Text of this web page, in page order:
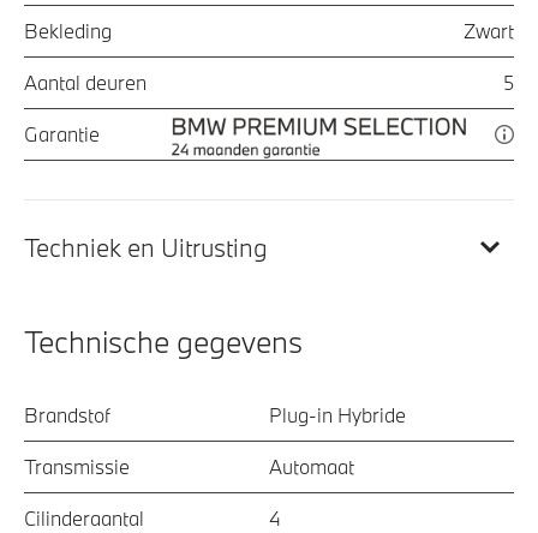
Bekleding Zwart
Aantal deuren 5
Garantie
Techniek en Uitrusting
Technische gegevens
Brandstof Plug-in Hybride
Transmissie Automaat
Cilinderaantal 4